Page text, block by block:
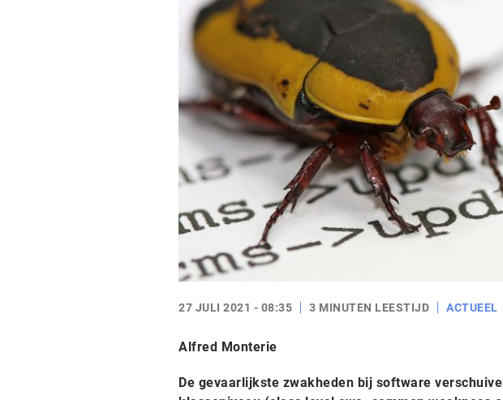
27 JULI 2021 - 08:35 3 MINUTEN LEESTIJD ACTUEEL
Alfred Monterie
De gevaarlijkste zwakheden bij software